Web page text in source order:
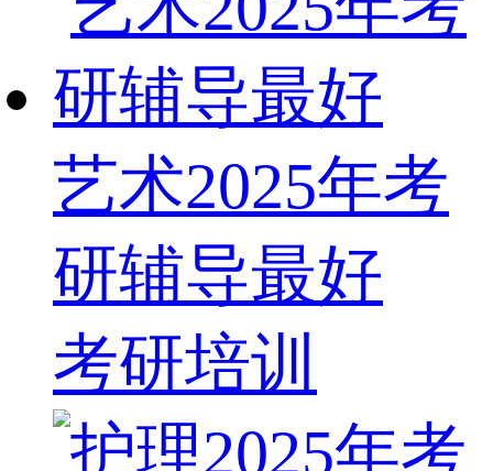
艺术2025年考
研辅导最好
考研培训